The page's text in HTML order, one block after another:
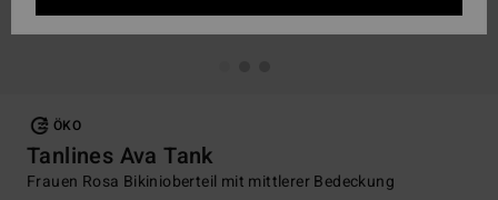
ÖKO
Tanlines Ava Tank
Frauen Rosa Bikinioberteil mit mittlerer Bedeckung